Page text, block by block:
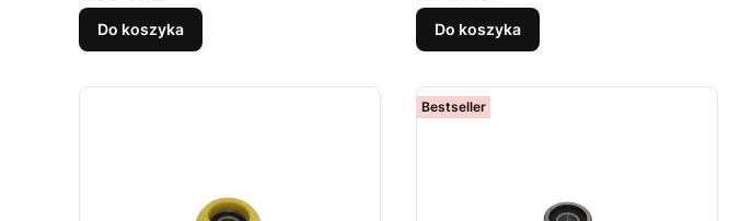
Do koszyka Do koszyka
Bestseller